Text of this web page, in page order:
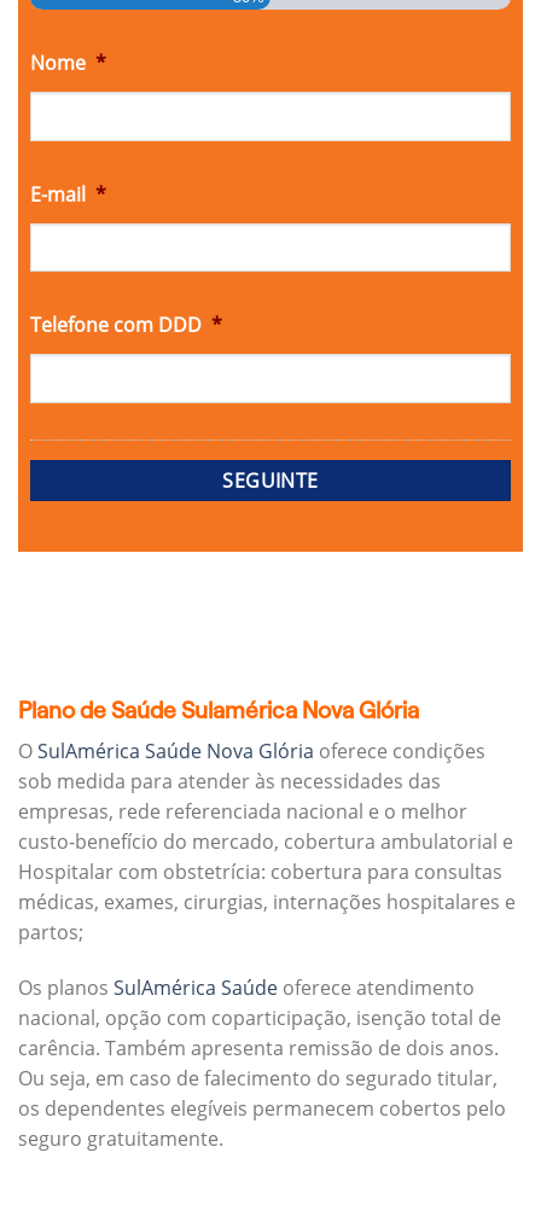
Nome *
E-mail *
Telefone com DDD *
Plano de Saúde Sulamérica Nova Glória
OSulAmérica Saúde Nova Glória oferece condições
sob medida para atender às necessidades das
empresas, rede referenciada nacional e o melhor
custo-benefício do mercado, cobertura ambulatorial e
Hospitalar com obstetrícia: cobertura para consultas
médicas, exames, cirurgias, internações hospitalares e
partos;
Os planos SulAmérica Saúde oferece atendimento
nacional, opção com coparticipação, isenção total de
carência. Também apresenta remissão de dois anos.
Ou seja, em caso de falecimento do segurado titular,
os dependentes elegíveis permanecem cobertos pelo
seguro gratuitamente.